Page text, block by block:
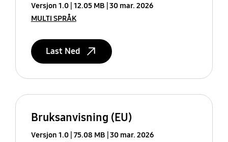
Versjon 1.0 12.05 MB 30 mar. 2026
MULTI SPRÅK
Last Ned
Bruksanvisning (EU)
Versjon 1.0 75.08 MB 30 mar. 2026